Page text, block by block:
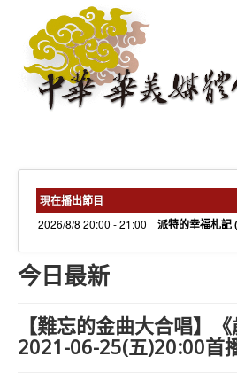
今日最新
節目表
全球Live收聽
needs 專欄
線上捐款
現在播出節目
2026/8/8 20:00 - 21:00 派特的幸福札記
今日最新
【難忘的金曲大合唱】《
2021-06-25(五)20:00首